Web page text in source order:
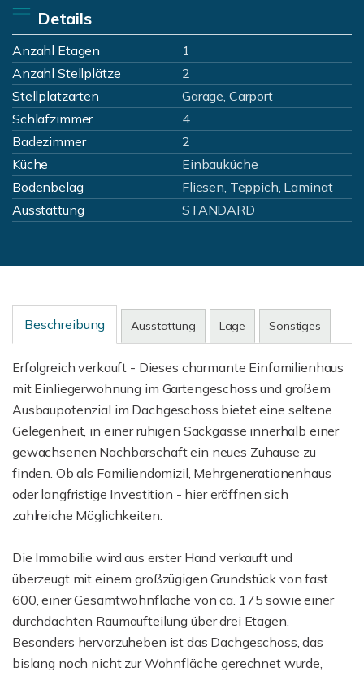
Details
Anzahl Etagen
1
Anzahl Stellplätze
2
Stellplatzarten
Garage, Carport
Schlafzimmer
4
Badezimmer
2
Küche
Einbauküche
Bodenbelag
Fliesen, Teppich, Laminat
Ausstattung
STANDARD
Beschreibung Ausstattung Lage Sonstiges
Erfolgreich verkauft - Dieses charmante Einfamilienhaus
mit Einliegerwohnung im Gartengeschoss und großem
Ausbaupotenzial im Dachgeschoss bietet eine seltene
Gelegenheit, in einer ruhigen Sackgasse innerhalb einer
gewachsenen Nachbarschaft ein neues Zuhause zu
finden. Ob als Familiendomizil, Mehrgenerationenhaus
oder langfristige Investition - hier eröffnen sich
zahlreiche Möglichkeiten.
Die Immobilie wird aus erster Hand verkauft und
überzeugt mit einem großzügigen Grundstück von fast
600, einer Gesamtwohnfläche von ca. 175 sowie einer
durchdachten Raumaufteilung über drei Etagen.
Besonders hervorzuheben ist das Dachgeschoss, das
bislang noch nicht zur Wohnfläche gerechnet wurde,